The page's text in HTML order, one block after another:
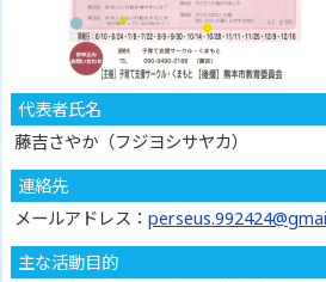
代表者氏名
藤吉さやか（フジヨシサヤカ）
連絡先
メールアドレス：
主な活動目的